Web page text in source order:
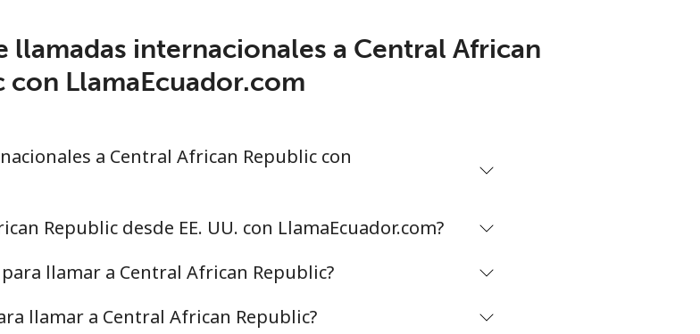
11 min por ⁦$10⁩ -
13 min por ⁦$10⁩
13 min por ⁦$10⁩ ⁦16¢⁩
llamadas internacionales a Central African
con LlamaEcuador.com
a Central African Republic con
Republic desde EE. UU. con LlamaEcuador.com?
llamar a Central African Republic?
llamar a Central African Republic?